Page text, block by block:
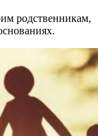
родственникам,